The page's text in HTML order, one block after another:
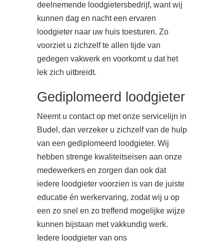
deelnemende loodgietersbedrijf, want wij
kunnen dag en nacht een ervaren
loodgieter naar uw huis toesturen. Zo
voorziet u zichzelf te allen tijde van
gedegen vakwerk en voorkomt u dat het
lek zich uitbreidt.
Gediplomeerd loodgieter
Neemt u contact op met onze servicelijn in
Budel, dan verzeker u zichzelf van de hulp
van een gediplomeerd loodgieter. Wij
hebben strenge kwaliteitseisen aan onze
medewerkers en zorgen dan ook dat
iedere loodgieter voorzien is van de juiste
educatie én werkervaring, zodat wij u op
een zo snel en zo treffend mogelijke wijze
kunnen bijstaan met vakkundig werk.
Iedere loodgieter van ons